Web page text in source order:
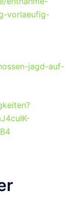
vorlaeufig-
jagd-auf-